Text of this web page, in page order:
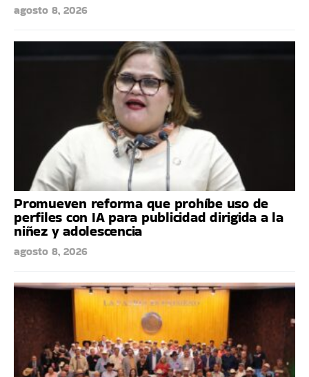
agosto 8, 2026
Promueven reforma que prohíbe uso de
perfiles con IA para publicidad dirigida a la
niñez y adolescencia
agosto 8, 2026